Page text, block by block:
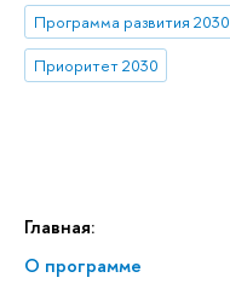
Главная:
О программе
Программа развития 2030
Приоритет 2030